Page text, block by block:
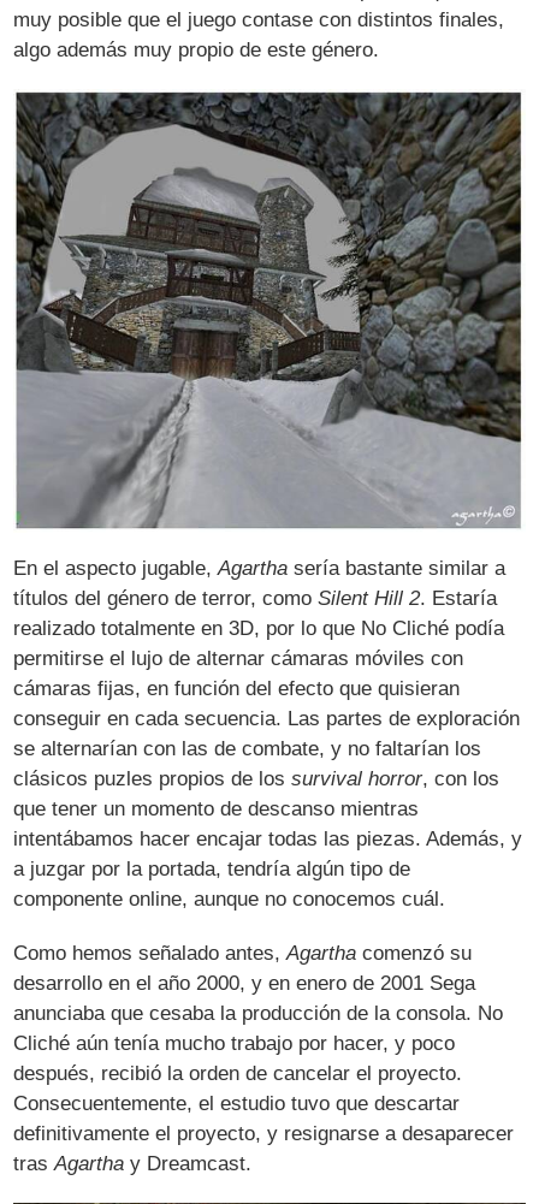
muy posible que el juego contase con distintos finales,
algo además muy propio de este género.
En el aspecto jugable,Agartha sería bastante similar a
títulos del género de terror, comoSilent Hill 2. Estaría
realizado totalmente en 3D, por lo que No Cliché podía
permitirse el lujo de alternar cámaras móviles con
cámaras fijas, en función del efecto que quisieran
conseguir en cada secuencia. Las partes de exploración
se alternarían con las de combate, y no faltarían los
clásicos puzles propios de lossurvival horror, con los
que tener un momento de descanso mientras
intentábamos hacer encajar todas las piezas. Además, y
a juzgar por la portada, tendría algún tipo de
componente online, aunque no conocemos cuál.
Como hemos señalado antes,Agartha comenzó su
desarrollo en el año 2000, y en enero de 2001 Sega
anunciaba que cesaba la producción de la consola. No
Cliché aún tenía mucho trabajo por hacer, y poco
después, recibió la orden de cancelar el proyecto.
Consecuentemente, el estudio tuvo que descartar
definitivamente el proyecto, y resignarse a desaparecer
trasAgartha y Dreamcast.